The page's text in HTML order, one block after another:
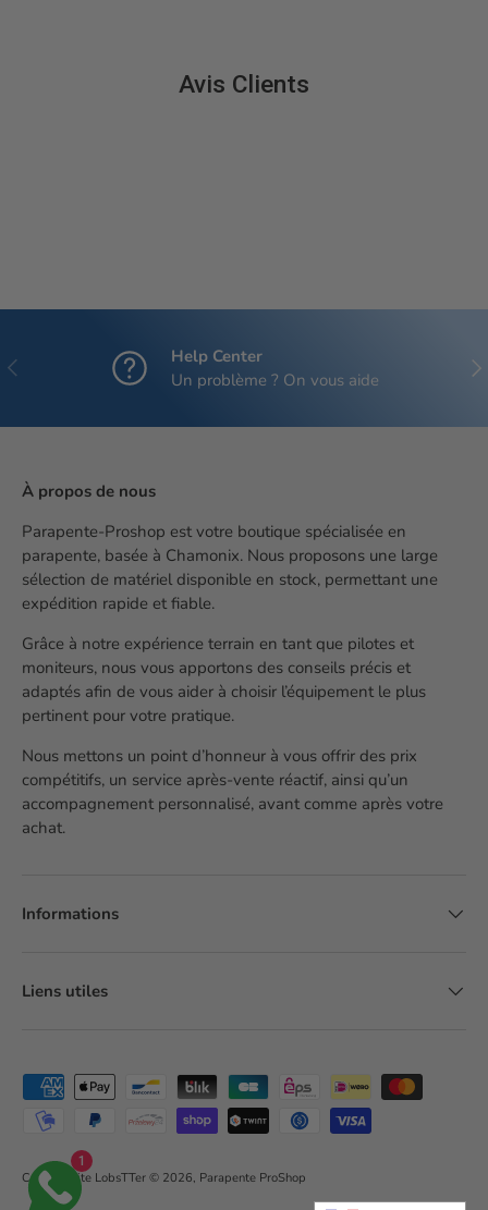
1
Avis Clients
Précédent
Help Center
Un problème ? On vous aide
À propos de nous
Parapente-Proshop est votre boutique spécialisée en
parapente, basée à Chamonix. Nous proposons une large
sélection de matériel disponible en stock, permettant une
expédition rapide et fiable.
Grâce à notre expérience terrain en tant que pilotes et
moniteurs, nous vous apportons des conseils précis et
adaptés afin de vous aider à choisir l’équipement le plus
pertinent pour votre pratique.
Nous mettons un point d’honneur à vous offrir des prix
compétitifs, un service après-vente réactif, ainsi qu’un
accompagnement personnalisé, avant comme après votre
achat.
Informations
Liens utiles
Moyens de paiement acceptés
Création site LobsTTer © 2026, Parapente ProShop